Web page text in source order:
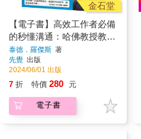
金石堂
【電子書】高效工作者必備
的秒懂溝通：哈佛教授教你
輕鬆贏得注意力與信賴
泰德．羅傑斯 著
先覺 出版
2024/06/01 出版
7 折 特價 280 元
電子書